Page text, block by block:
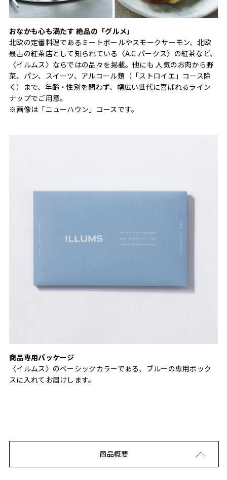
おなかも心も満たす 絶品の「グルメ」
北欧の定番料理であるミートボールやスモークサーモン、北欧
最古の紅茶店として知られている〈A.C.パークス〉の紅茶など、
〈イルムス〉ならではの品々を掲載。他にも 人気のお肉から野
菜、パン、スイーツ、アルコール類（「ストロイエ」コース除
く）まで、年齢・性別を問わず、幅広い世代に喜ばれるライン
ナップでご用意。
※画像は「ニューハウン」コースです。
商品専用パッケージ
〈イルムス〉のベーシックカラーである、ブルーの専用ボック
スに入れてお届けします。
商品概要